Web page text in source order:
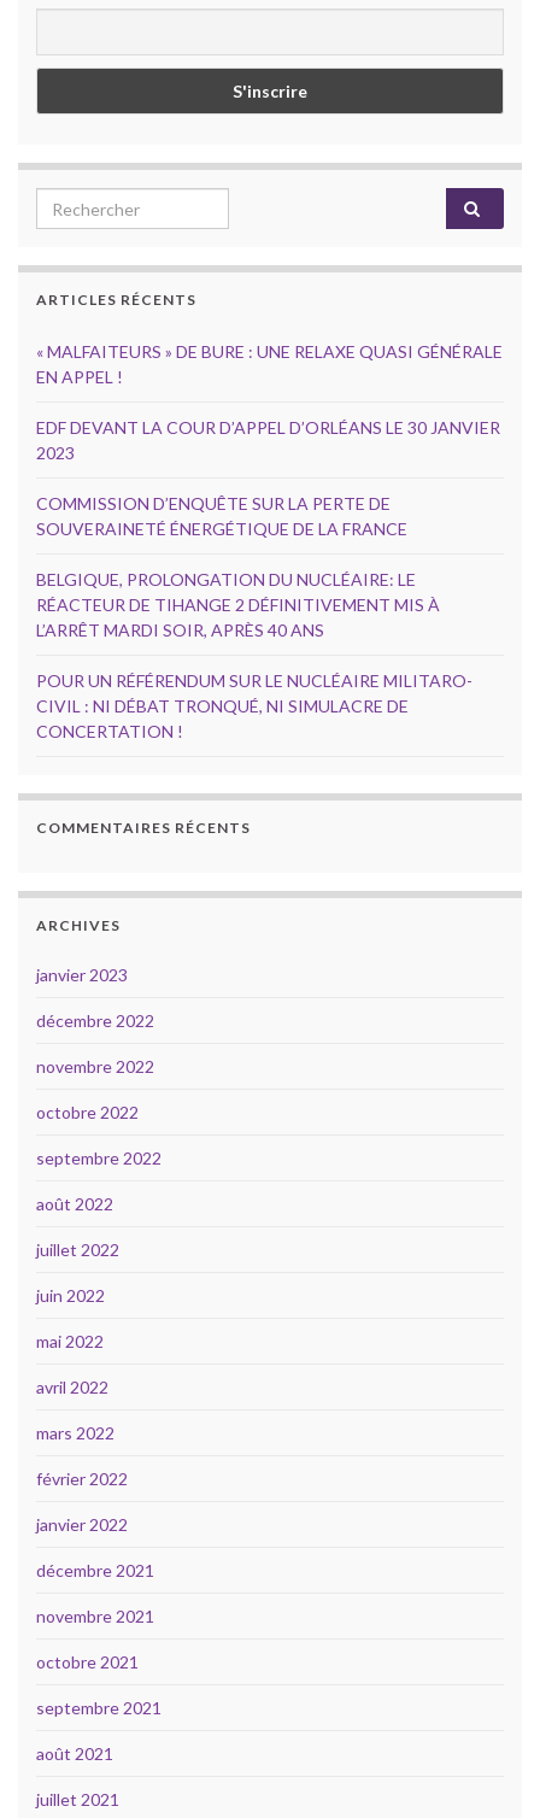
Search for:
ARTICLES RÉCENTS
« MALFAITEURS » DE BURE : UNE RELAXE QUASI GÉNÉRALE
EN APPEL !
EDF DEVANT LA COUR D’APPEL D’ORLÉANS LE 30 JANVIER
2023
COMMISSION D’ENQUÊTE SUR LA PERTE DE
SOUVERAINETÉ ÉNERGÉTIQUE DE LA FRANCE
BELGIQUE, PROLONGATION DU NUCLÉAIRE: LE
RÉACTEUR DE TIHANGE 2 DÉFINITIVEMENT MIS À
L’ARRÊT MARDI SOIR, APRÈS 40 ANS
POUR UN RÉFÉRENDUM SUR LE NUCLÉAIRE MILITARO-
CIVIL : NI DÉBAT TRONQUÉ, NI SIMULACRE DE
CONCERTATION !
COMMENTAIRES RÉCENTS
ARCHIVES
janvier 2023
décembre 2022
novembre 2022
octobre 2022
septembre 2022
août 2022
juillet 2022
juin 2022
mai 2022
avril 2022
mars 2022
février 2022
janvier 2022
décembre 2021
novembre 2021
octobre 2021
septembre 2021
août 2021
juillet 2021